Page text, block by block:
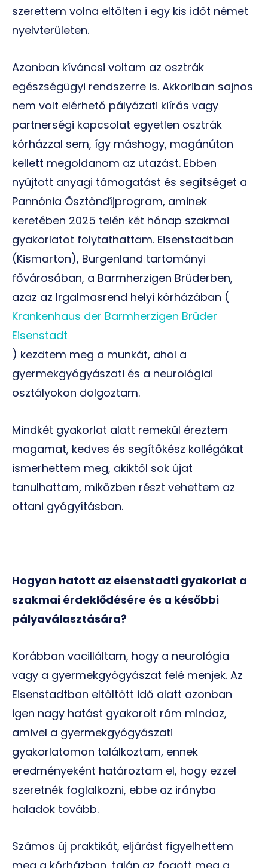
szerettem volna eltölten i egy kis időt német
nyelvterületen.
Azonban kíváncsi voltam az osztrák
egészségügyi rendszerre is. Akkoriban sajnos
nem volt elérhető pályázati kiírás vagy
partnerségi kapcsolat egyetlen osztrák
kórházzal sem, így máshogy, magánúton
kellett megoldanom az utazást. Ebben
nyújtott anyagi támogatást és segítséget a
Pannónia Ösztöndíjprogram, aminek
keretében 2025 telén két hónap szakmai
gyakorlatot folytathattam. Eisenstadtban
(Kismarton), Burgenland tartományi
fővárosában, a Barmherzigen Brüderben,
azaz az Irgalmasrend helyi kórházában (
Krankenhaus der Barmherzigen Brüder
Eisenstadt
) kezdtem meg a munkát, ahol a
gyermekgyógyászati és a neurológiai
osztályokon dolgoztam.
Mindkét gyakorlat alatt remekül éreztem
magamat, kedves és segítőkész kollégákat
ismerhettem meg, akiktől sok újat
tanulhattam, miközben részt vehettem az
ottani gyógyításban.
Hogyan hatott az eisenstadti gyakorlat a
szakmai érdeklődésére és a későbbi
pályaválasztására?
Korábban vacilláltam, hogy a neurológia
vagy a gyermekgyógyászat felé menjek. Az
Eisenstadtban eltöltött idő alatt azonban
igen nagy hatást gyakorolt rám mindaz,
amivel a gyermekgyógyászati
gyakorlatomon találkoztam, ennek
eredményeként határoztam el, hogy ezzel
szeretnék foglalkozni, ebbe az irányba
haladok tovább.
Számos új praktikát, eljárást figyelhettem